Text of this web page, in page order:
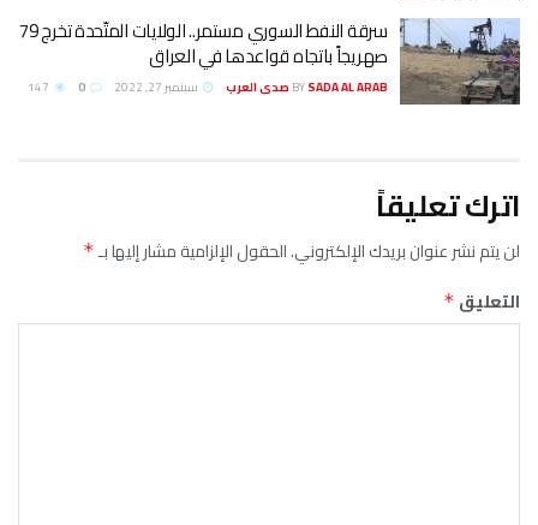
سرقة النفط السوري مستمر.. الولايات المتّحدة تخرج 79
صهريجاً باتجاه قواعدها في العراق
BYSADA AL ARAB صدى العرب سبتمبر 27, 2022
اترك تعليقاً
لن يتم نشر عنوان بريدك الإلكتروني.الحقول الإلزامية مشار إليها بـ*
التعليق *